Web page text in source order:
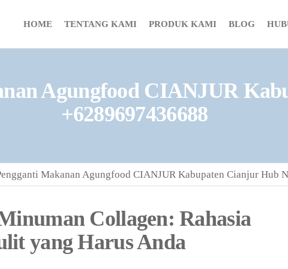
HOME TENTANG KAMI PRODUK KAMI BLOG
Agungfood CIANJUR
+6289697436688
Makanan Agungfood CIANJUR Kabupaten Cianjur Hub
Collagen: Rahasia
yang Harus Anda